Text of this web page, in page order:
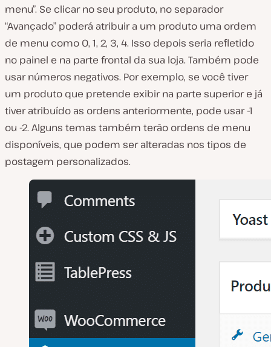
menu”. Se clicar no seu produto, no separador
“Avançado” poderá atribuir a um produto uma ordem
de menu como 0, 1, 2, 3, 4. Isso depois seria refletido
no painel e na parte frontal da sua loja. Também pode
usar números negativos. Por exemplo, se você tiver
um produto que pretende exibir na parte superior e já
tiver atribuído as ordens anteriormente, pode usar -1
ou -2. Alguns temas também terão ordens de menu
disponíveis, que podem ser alteradas nos tipos de
postagem personalizados.